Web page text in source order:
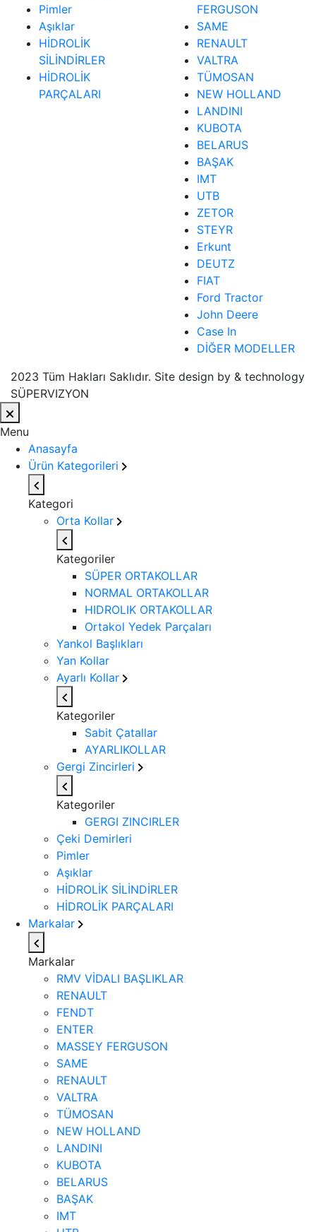
Pimler
Aşıklar
HİDROLİK
SİLİNDİRLER
HİDROLİK
PARÇALARI
FERGUSON
SAME
RENAULT
VALTRA
TÜMOSAN
NEW HOLLAND
LANDINI
KUBOTA
BELARUS
BAŞAK
IMT
UTB
ZETOR
STEYR
Erkunt
DEUTZ
FIAT
Ford Tractor
John Deere
Case In
DİĞER MODELLER
2023 Tüm Hakları Saklıdır. Site design by & technology
SÜPERVIZYON
Menu
Anasayfa
Ürün Kategorileri
Kategori
Orta Kollar
Kategoriler
SÜPER ORTAKOLLAR
NORMAL ORTAKOLLAR
HIDROLIK ORTAKOLLAR
Ortakol Yedek Parçaları
Yankol Başlıkları
Yan Kollar
Ayarlı Kollar
Kategoriler
Sabit Çatallar
AYARLIKOLLAR
Gergi Zincirleri
Kategoriler
GERGI ZINCIRLER
Çeki Demirleri
Pimler
Aşıklar
HİDROLİK SİLİNDİRLER
HİDROLİK PARÇALARI
Markalar
Markalar
RMV VİDALI BAŞLIKLAR
RENAULT
FENDT
ENTER
MASSEY FERGUSON
SAME
RENAULT
VALTRA
TÜMOSAN
NEW HOLLAND
LANDINI
KUBOTA
BELARUS
BAŞAK
IMT